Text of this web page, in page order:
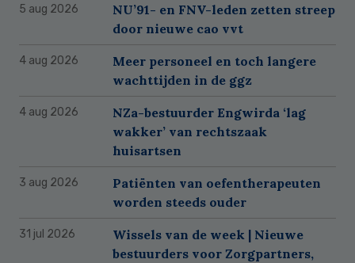
5 aug 2026
NU’91- en FNV-leden zetten streep
door nieuwe cao vvt
4 aug 2026
Meer personeel en toch langere
wachttijden in de ggz
4 aug 2026
NZa-bestuurder Engwirda ‘lag
wakker’ van rechtszaak
huisartsen
3 aug 2026
Patiënten van oefentherapeuten
worden steeds ouder
31 jul 2026
Wissels van de week | Nieuwe
bestuurders voor Zorgpartners,